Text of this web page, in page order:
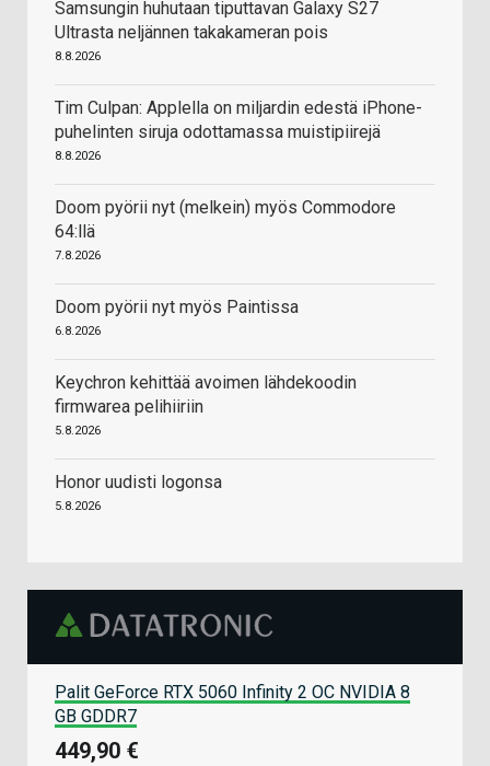
Samsungin huhutaan tiputtavan Galaxy S27
Ultrasta neljännen takakameran pois
8.8.2026
Tim Culpan: Applella on miljardin edestä iPhone-
puhelinten siruja odottamassa muistipiirejä
8.8.2026
Doom pyörii nyt (melkein) myös Commodore
64:llä
7.8.2026
Doom pyörii nyt myös Paintissa
6.8.2026
Keychron kehittää avoimen lähdekoodin
firmwarea pelihiiriin
5.8.2026
Honor uudisti logonsa
5.8.2026
Palit GeForce RTX 5060 Infinity 2 OC NVIDIA 8
GB GDDR7
449,90 €